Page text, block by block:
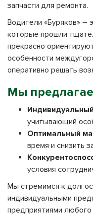
запчасти для ремонта.
Водители «Буряков» –
которые прошли
прекрасно
особенности
оперативно решать
Мы
учитывающий
Оптимальный
время и снизить
условия
Мы стремимся к
индивидуальными
предприятиями любого